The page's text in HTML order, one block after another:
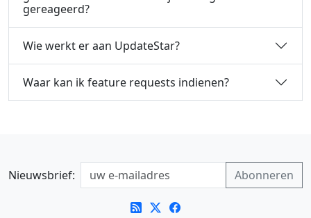
gereageerd?
Wie werkt er aan UpdateStar?
Waar kan ik feature requests indienen?
Nieuwsbrief: